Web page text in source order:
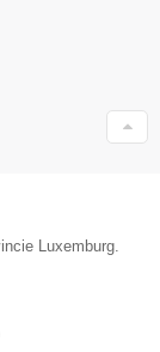
Luxemburg.